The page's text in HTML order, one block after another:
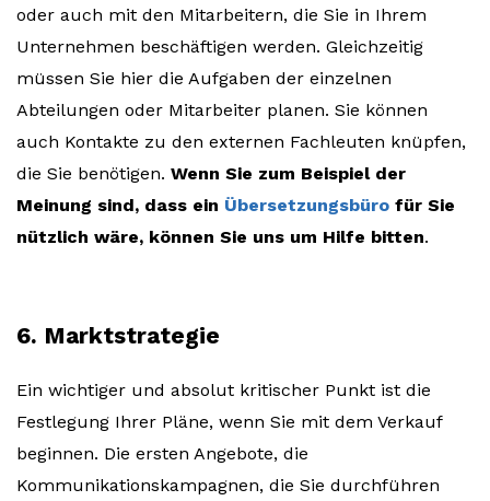
oder auch mit den Mitarbeitern, die Sie in Ihrem
Unternehmen beschäftigen werden. Gleichzeitig
müssen Sie hier die Aufgaben der einzelnen
Abteilungen oder Mitarbeiter planen. Sie können
auch Kontakte zu den externen Fachleuten knüpfen,
die Sie benötigen. Wenn Sie zum Beispiel der
Meinung sind, dass ein Übersetzungsbüro für Sie
nützlich wäre, können Sie uns um Hilfe bitten.
6. Marktstrategie
Ein wichtiger und absolut kritischer Punkt ist die
Festlegung Ihrer Pläne, wenn Sie mit dem Verkauf
beginnen. Die ersten Angebote, die
Kommunikationskampagnen, die Sie durchführen